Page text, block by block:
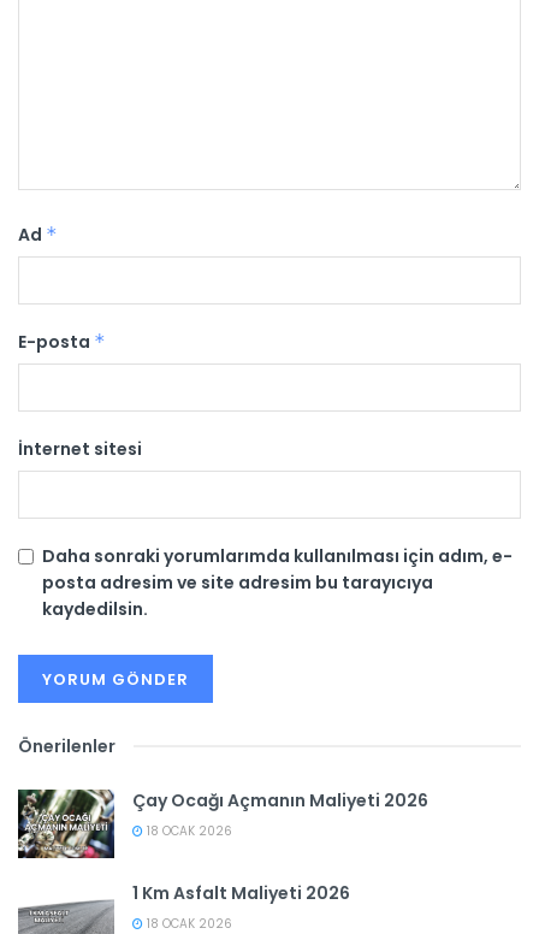
Ad *
E-posta *
İnternet sitesi
Daha sonraki yorumlarımda kullanılması için adım, e-
posta adresim ve site adresim bu tarayıcıya
kaydedilsin.
Önerilenler
Çay Ocağı Açmanın Maliyeti 2026
18 OCAK 2026
1 Km Asfalt Maliyeti 2026
18 OCAK 2026